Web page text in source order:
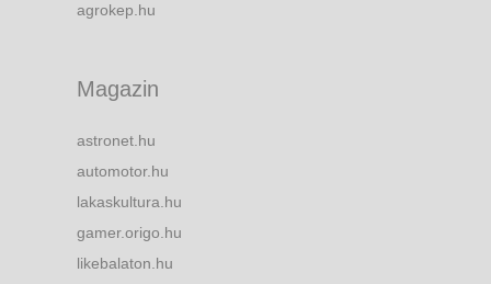
agrokep.hu
Magazin
astronet.hu
automotor.hu
lakaskultura.hu
gamer.origo.hu
likebalaton.hu